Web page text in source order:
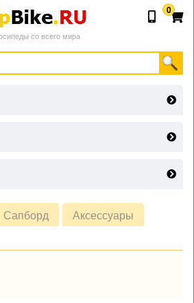
со всего мира
0
Сапборд
Аксессуары